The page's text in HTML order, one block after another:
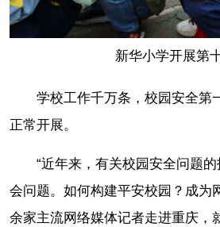
新华小学开展第
学校工作千万条，校园安全第
正常开展。
“近年来，有关校园安全问题
会问题。如何构建平安校园？成为
余家主流网络媒体记者走进重庆，